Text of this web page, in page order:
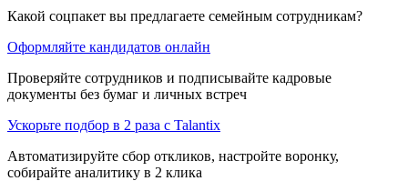
Какой соцпакет вы предлагаете семейным сотрудникам?
Оформляйте кандидатов онлайн
Проверяйте сотрудников и подписывайте кадровые
документы без бумаг и личных встреч
Ускорьте подбор в 2 раза с Talantix
Автоматизируйте сбор откликов, настройте воронку,
собирайте аналитику в 2 клика